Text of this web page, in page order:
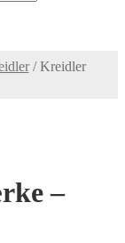
/Kreidler
–